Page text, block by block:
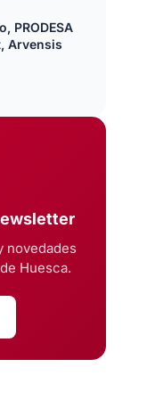
PRODESA
Arvensis
novedades
Huesca.